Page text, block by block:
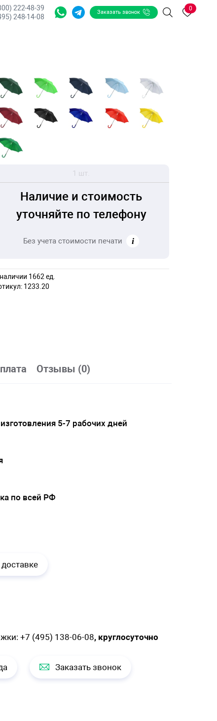
222-48-39
248-14-08
Заказать звонок
Поиск
0
1 шт.
Наличие и стоимость
уточняйте по телефону
Без учета стоимости печати
1662 ед.
1233.20
Отзывы (0)
5-7 рабочих дней
по всей РФ
+7 (495) 138-06-08, круглосуточно
Заказать звонок